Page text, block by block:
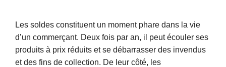
Les soldes constituent un moment phare dans la vie
d’un commerçant. Deux fois par an, il peut écouler ses
produits à prix réduits et se débarrasser des invendus
et des fins de collection. De leur côté, les